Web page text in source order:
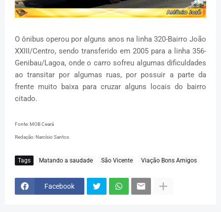
O ônibus operou por alguns anos na linha 320-Bairro João
XXIII/Centro, sendo transferido em 2005 para a linha 356-
Genibau/Lagoa, onde o carro sofreu algumas dificuldades
ao transitar por algumas ruas, por possuir a parte da
frente muito baixa para cruzar alguns locais do bairro
citado.
Fonte: MOB Ceará
Redação: Narcísio Santos
Tags Matando a saudade São Vicente Viação Bons Amigos
Facebook